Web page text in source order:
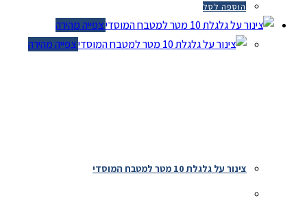
הוספה לסל
צפייה מהירה
צפייה מהירה
צינור על גלגלת 10 מטר למטבח המוסדי